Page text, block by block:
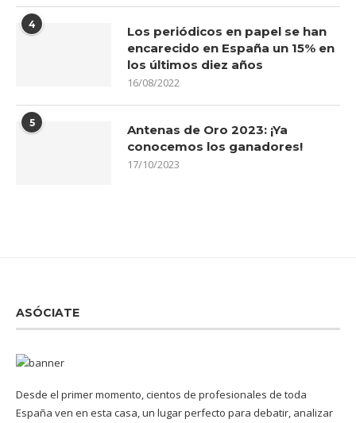
4
Los periódicos en papel se han
encarecido en España un 15% en
los últimos diez años
16/08/2022
5
Antenas de Oro 2023: ¡Ya
conocemos los ganadores!
17/10/2023
ASÓCIATE
Desde el primer momento, cientos de profesionales de toda
España ven en esta casa, un lugar perfecto para debatir, analizar